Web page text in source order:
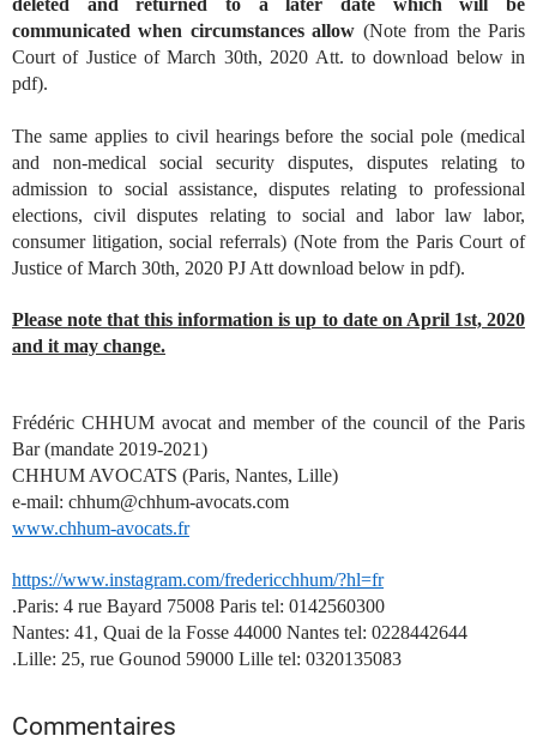
deleted and returned to a later date which will be
communicated when circumstances allow (Note from the Paris
Court of Justice of March 30th, 2020 Att. to download below in
pdf).
The same applies to civil hearings before the social pole (medical
and non-medical social security disputes, disputes relating to
admission to social assistance, disputes relating to professional
elections, civil disputes relating to social and labor law labor,
consumer litigation, social referrals) (Note from the Paris Court of
Justice of March 30th, 2020 PJ Att download below in pdf).
Please note that this information is up to date on April 1st, 2020
and it may change.
Frédéric CHHUM avocat and member of the council of the Paris
Bar (mandate 2019-2021)
CHHUM AVOCATS (Paris, Nantes, Lille)
e-mail: chhum@chhum-avocats.com
www.chhum-avocats.fr
https://www.instagram.com/fredericchhum/?hl=fr
.Paris: 4 rue Bayard 75008 Paris tel: 0142560300
Nantes: 41, Quai de la Fosse 44000 Nantes tel: 0228442644
.Lille: 25, rue Gounod 59000 Lille tel: 0320135083
Commentaires